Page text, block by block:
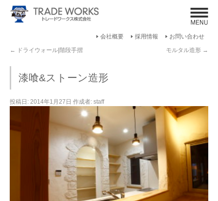
会社概要 採用情報 お問い合わせ
Click​
← ドライウォール|階段手摺 モルタル造形 →
漆喰&ストーン造形
投稿日: 2014年1月27日 作成者: staff